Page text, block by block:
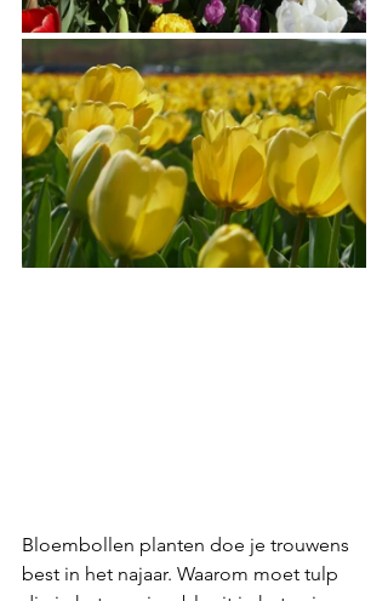
Bloembollen planten doe je trouwens
best in het najaar. Waarom moet tulp